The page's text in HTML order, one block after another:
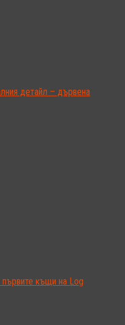
детайл – дървена
къщи на Log